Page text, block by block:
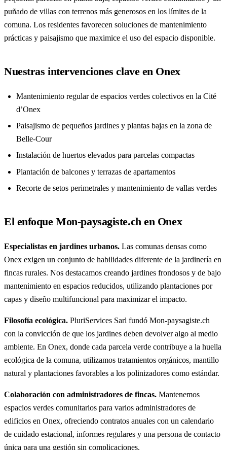
puñado de villas con terrenos más generosos en los límites de la
comuna. Los residentes favorecen soluciones de mantenimiento
prácticas y paisajismo que maximice el uso del espacio disponible.
Nuestras intervenciones clave en Onex
Mantenimiento regular de espacios verdes colectivos en la Cité
d’Onex
Paisajismo de pequeños jardines y plantas bajas en la zona de
Belle-Cour
Instalación de huertos elevados para parcelas compactas
Plantación de balcones y terrazas de apartamentos
Recorte de setos perimetrales y mantenimiento de vallas verdes
El enfoque Mon-paysagiste.ch en Onex
Especialistas en jardines urbanos. Las comunas densas como
Onex exigen un conjunto de habilidades diferente de la jardinería en
fincas rurales. Nos destacamos creando jardines frondosos y de bajo
mantenimiento en espacios reducidos, utilizando plantaciones por
capas y diseño multifuncional para maximizar el impacto.
Filosofía ecológica. PluriServices Sarl fundó Mon-paysagiste.ch
con la convicción de que los jardines deben devolver algo al medio
ambiente. En Onex, donde cada parcela verde contribuye a la huella
ecológica de la comuna, utilizamos tratamientos orgánicos, mantillo
natural y plantaciones favorables a los polinizadores como estándar.
Colaboración con administradores de fincas. Mantenemos
espacios verdes comunitarios para varios administradores de
edificios en Onex, ofreciendo contratos anuales con un calendario
de cuidado estacional, informes regulares y una persona de contacto
única para una gestión sin complicaciones.